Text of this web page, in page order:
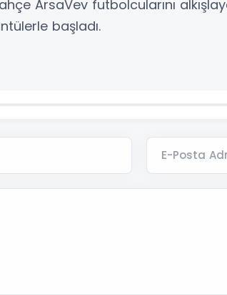
ArsaVev futbolcularını
başladı.
E-Posta